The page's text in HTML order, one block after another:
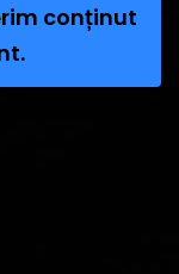
conținut